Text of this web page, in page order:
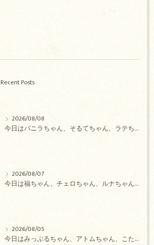
Recent Posts
2026/08/08
今日はバニラちゃん、そるてちゃん、ラテちゃん、バニラちゃん、チョコちゃん、ベリーちゃん、メロンちゃん、もこちゃんのトリミングの紹介です【奈良のエース動物病院】
2026/08/07
今日は福ちゃん、チェロちゃん、ルナちゃん、Royちゃん、アネラちゃん、ポコちゃんのトリミングの紹介です【奈良のエース動物病院】
2026/08/05
今日はみっぷるちゃん、アトムちゃん、こたろうちゃん、ルルちゃん、アンジュちゃん、がぶちゃんのトリミングの紹介です【奈良のエース動物病院】